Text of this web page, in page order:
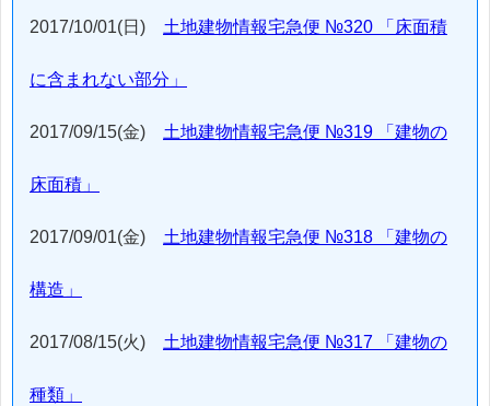
2017/10/01(日) 土地建物情報宅急便 №320 「床面積
に含まれない部分」
2017/09/15(金) 土地建物情報宅急便 №319 「建物の
床面積」
2017/09/01(金) 土地建物情報宅急便 №318 「建物の
構造」
2017/08/15(火) 土地建物情報宅急便 №317 「建物の
種類」